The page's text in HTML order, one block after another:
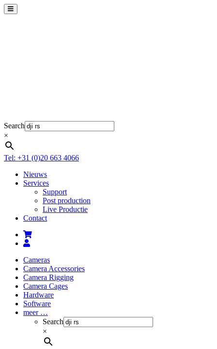
Search
×
Tel: +31 (0)20 663 4066
Nieuws
Services
Support
Post production
Live Productie
Contact
Cameras
Camera Accessories
Camera Rigging
Camera Cages
Hardware
Software
meer …
Search
×